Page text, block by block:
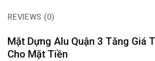
REVIEWS (0)
Mặt Dựng Alu Quận 3 Tăng Giá
Cho Mặt Tiền